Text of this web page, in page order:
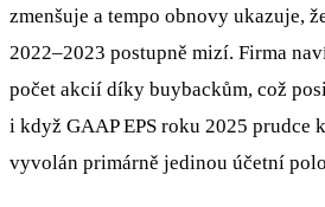
zmenšuje a tempo obnovy ukazuje,
2022–2023 postupně mizí. Firma
počet akcií díky buybackům, což
i když GAAP EPS roku 2025 prudce
vyvolán primárně jedinou účetní